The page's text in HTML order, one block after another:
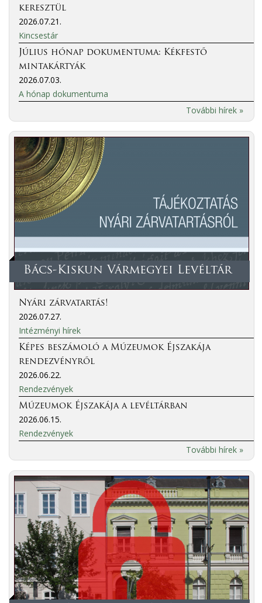
keresztül
2026.07.21.
Kincsestár
Július hónap dokumentuma: Kékfestő
mintakártyák
2026.07.03.
A hónap dokumentuma
További hírek »
Bács-Kiskun Vármegyei Levéltár
Nyári zárvatartás!
2026.07.27.
Intézményi hírek
Képes beszámoló a Múzeumok Éjszakája
rendezvényről
2026.06.22.
Rendezvények
Múzeumok Éjszakája a levéltárban
2026.06.15.
Rendezvények
További hírek »